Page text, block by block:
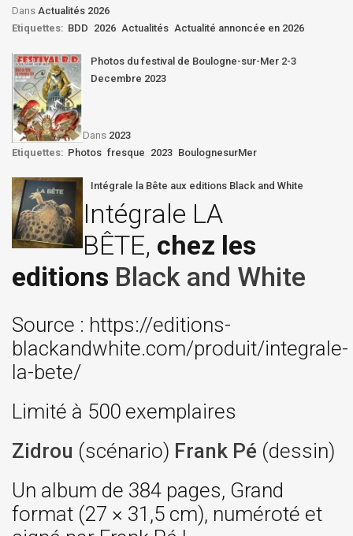
Dans Actualités 2026
Etiquettes: BDD 2026 Actualités Actualité annoncée en 2026
Photos du festival de Boulogne-sur-Mer 2-3
Decembre 2023
Dans 2023
Etiquettes: Photos fresque 2023 BoulognesurMer
Intégrale la Bête aux editions Black and White
Intégrale LA
BÊTE, chez les
editions Black and White
Source : https://editions-
blackandwhite.com/produit/integrale-
la-bete/
Limité à 500 exemplaires
Zidrou (scénario) Frank Pé (dessin)
Un album de 384 pages, Grand
format (27 × 31,5 cm), numéroté et